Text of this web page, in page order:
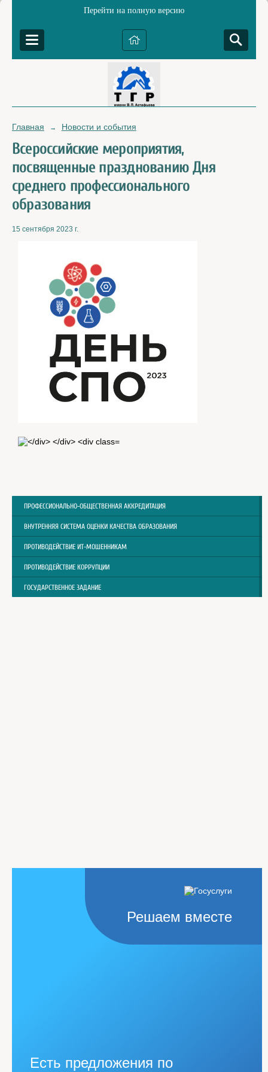
Перейти на полную версию
Главная → Новости и события
Всероссийские мероприятия,
посвященные празднованию Дня
среднего профессионального
образования
15 сентября 2023 г.
ПРОФЕССИОНАЛЬНО-ОБЩЕСТВЕННАЯ АККРЕДИТАЦИЯ
ВНУТРЕННЯЯ СИСТЕМА ОЦЕНКИ КАЧЕСТВА ОБРАЗОВАНИЯ
ПРОТИВОДЕЙСТВИЕ ИТ-МОШЕННИКАМ
ПРОТИВОДЕЙСТВИЕ КОРРУПЦИИ
ГОСУДАРСТВЕННОЕ ЗАДАНИЕ
Решаем вместе
Есть предложения по